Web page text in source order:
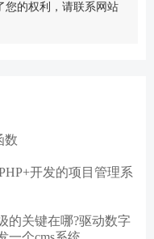
您的权利，请联系网站
数
开发的项目管理系
的关键在哪?驱动数字